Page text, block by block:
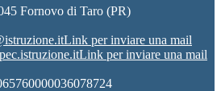
Fornovo di Taro (PR)
Link per inviare una mail
Link per inviare una mail